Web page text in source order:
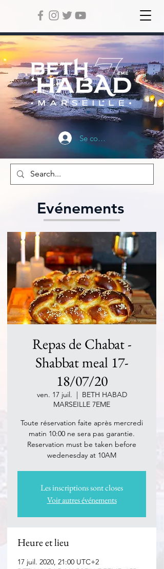
Se connecter
Evénements
Repas de Chabat -
Shabbat meal 17-
18/07/20
ven. 17 juil.
  |
BETH HABAD
MARSEILLE 7EME
Toute réservation faite après mercredi
matin 10:00 ne sera pas garantie.
Reservation must be taken before
wedenesday at 10AM
Les inscriptions sont closes
Voir autres événements
Heure et lieu
17 juil. 2020, 21:00 UTC+2